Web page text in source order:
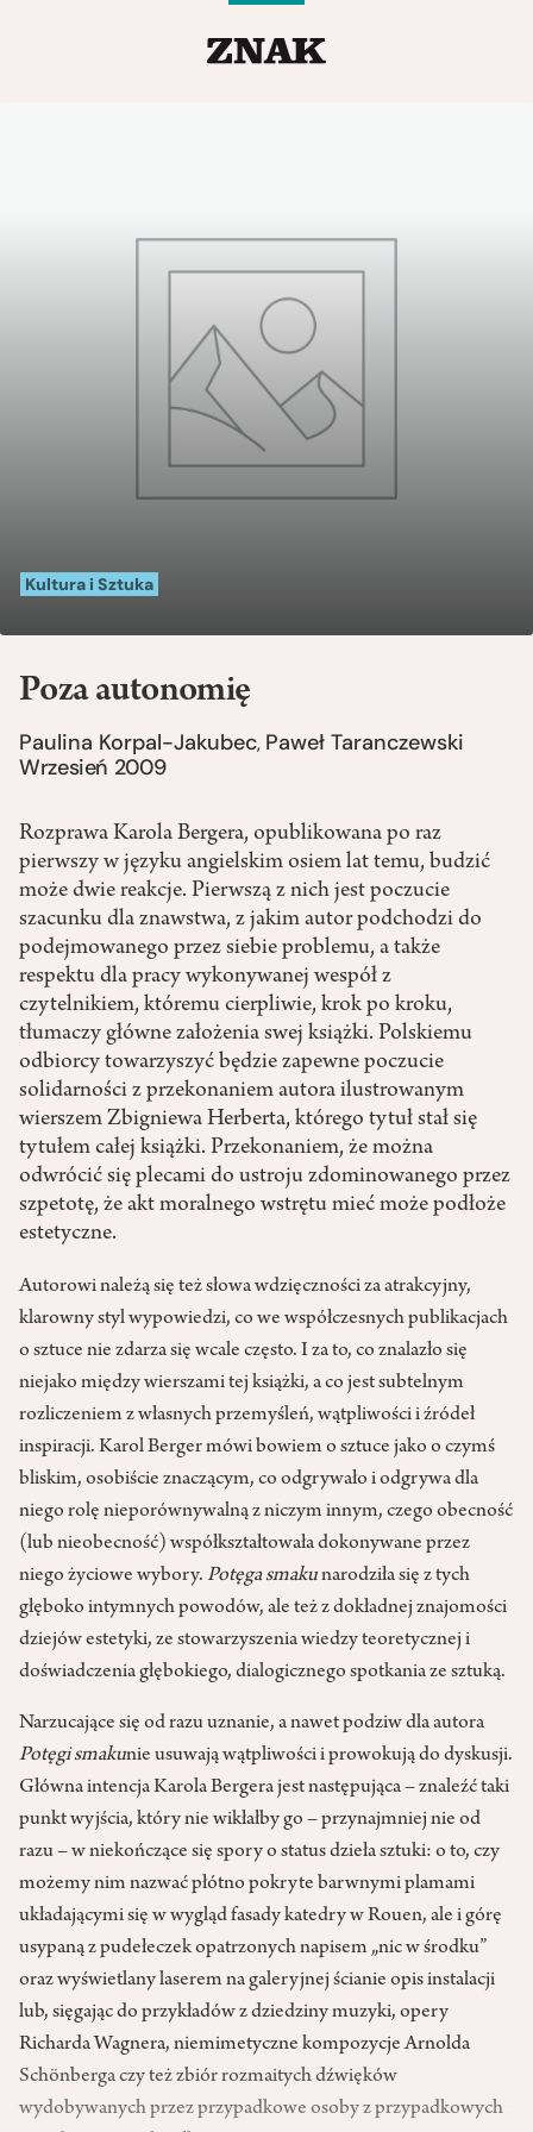
Kultura i Sztuka
Poza autonomię
Paulina Korpal-Jakubec, Paweł Taranczewski
Wrzesień 2009
Rozprawa Karola Bergera, opublikowana po raz
pierwszy w języku angielskim osiem lat temu, budzić
może dwie reakcje. Pierwszą z nich jest poczucie
szacunku dla znawstwa, z jakim autor podchodzi do
podejmowanego przez siebie problemu, a także
respektu dla pracy wykonywanej wespół z
czytelnikiem, któremu cierpliwie, krok po kroku,
tłumaczy główne założenia swej książki. Polskiemu
odbiorcy towarzyszyć będzie zapewne poczucie
solidarności z przekonaniem autora ilustrowanym
wierszem Zbigniewa Herberta, którego tytuł stał się
tytułem całej książki. Przekonaniem, że można
odwrócić się plecami do ustroju zdominowanego przez
szpetotę, że akt moralnego wstrętu mieć może podłoże
estetyczne.
Autorowi należą się też słowa wdzięczności za atrakcyjny,
klarowny styl wypowiedzi, co we współczesnych publikacjach
o sztuce nie zdarza się wcale często. I za to, co znalazło się
niejako między wierszami tej książki, a co jest subtelnym
rozliczeniem z własnych przemyśleń, wątpliwości i źródeł
inspiracji. Karol Berger mówi bowiem o sztuce jako o czymś
bliskim, osobiście znaczącym, co odgrywało i odgrywa dla
niego rolę nieporównywalną z niczym innym, czego obecność
(lub nieobecność) współkształtowała dokonywane przez
niego życiowe wybory. Potęga smakunarodziła się z tych
głęboko intymnych powodów, ale też z dokładnej znajomości
dziejów estetyki, ze stowarzyszenia wiedzy teoretycznej i
doświadczenia głębokiego, dialogicznego spotkania ze sztuką.
Narzucające się od razu uznanie, a nawet podziw dla autora
Potęgi smakunie usuwają wątpliwości i prowokują do dyskusji.
Główna intencja Karola Bergera jest następująca – znaleźć taki
punkt wyjścia, który nie wikłałby go – przynajmniej nie od
razu – w niekończące się spory o status dzieła sztuki: o to, czy
możemy nim nazwać płótno pokryte barwnymi plamami
układającymi się w wygląd fasady katedry w Rouen, ale i górę
usypaną z pudełeczek opatrzonych napisem „nic w środku”
oraz wyświetlany laserem na galeryjnej ścianie opis instalacji
lub, sięgając do przykładów z dziedziny muzyki, opery
Richarda Wagnera, niemimetyczne kompozycje Arnolda
Schönberga czy też zbiór rozmaitych dźwięków
wydobywanych przez przypadkowe osoby z przypadkowych